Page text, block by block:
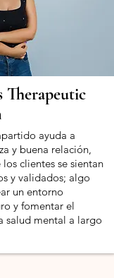
Therapeutic
ayuda a
y buena relación,
clientes se sientan
y validados; algo
un entorno
y fomentar el
salud mental a largo